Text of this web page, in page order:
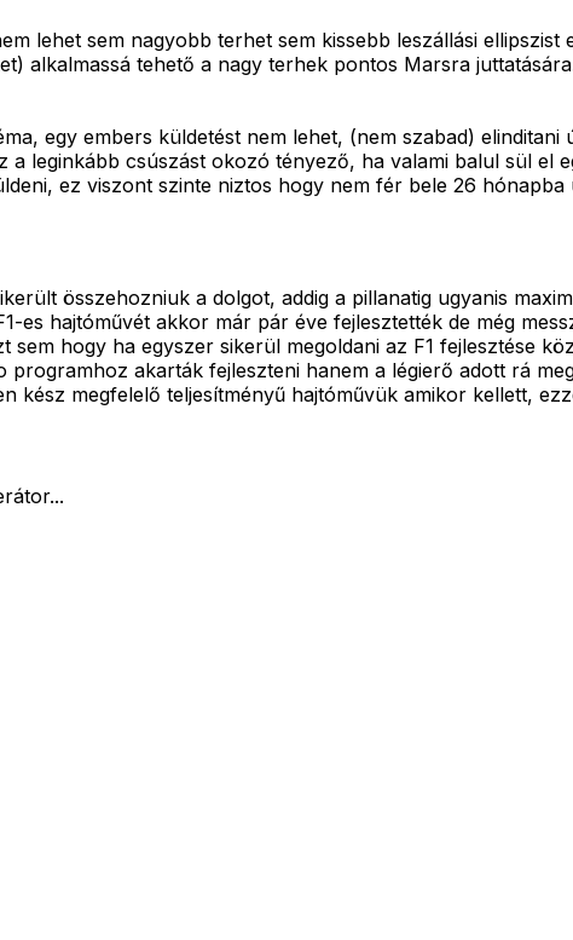
lehet sem nagyobb terhet sem kissebb leszállási ellipszist
alkalmassá tehető a nagy terhek pontos Marsra
egy embers küldetést nem lehet, (nem szabad)
leginkább csúszást okozó tényező, ha valami balul sül el
ez viszont szinte niztos hogy nem fér bele 26
összehozniuk a dolgot, addig a pillanatig ugyanis
hajtóművét akkor már pár éve fejlesztették de még
hogy ha egyszer sikerül megoldani az F1 fejlesztése
akarták fejleszteni hanem a légierő adott rá
megfelelő teljesítményű hajtóművük amikor kellett,